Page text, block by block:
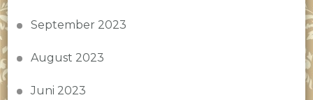
September 2023
August 2023
Juni 2023